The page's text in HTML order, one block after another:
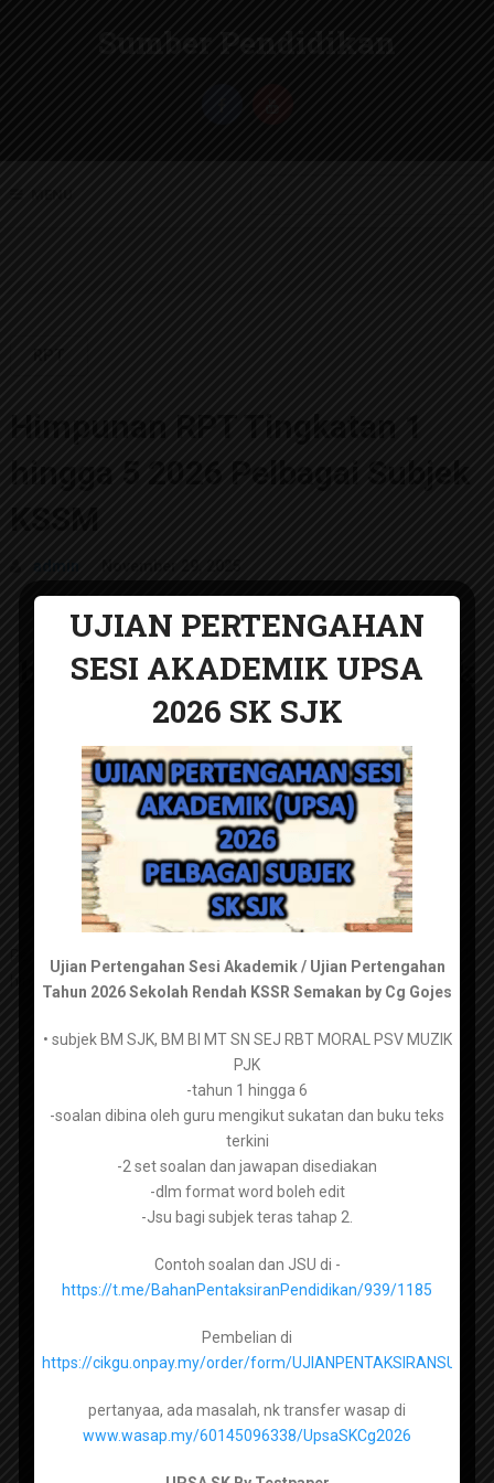
Sumber Pendidikan
Himpunan RPT Tingkatan 1
hingga 5 2026 Pelbagai Subjek
KSSM
admin
Himpunan RPT Tingkatan 1
hingga 5 2026 Pelbagai Subjek
KSSM
Perkongsian kali ini berkenaan dengan Himpunan RPT Tingkatan 1
hingga 5 2026 Pelbagai Subjek KSSM
UJIAN PERTENGAHAN
SESI AKADEMIK 2026
SMK KSSM
Bahasa Melayu Tingkatan 1 –
https://tpaper.my/mus4ch7b
Bahasa Melayu Tingkatan 2 –https://tpaper.my/2p8tve3h
Bahasa Melayu Tingkatan 3 –https://tpaper.my/yc2tyzz9
Bahasa Melayu Tingkatan 4 – https://tpaper.my/2p87vkj8
Bahasa Melayu Tingkatan 5 –https://tpaper.my/4mkdjub3
Bahasa Inggeris Tingkatan 1 –https://tpaper.my/2p99b3ck
Bahasa Inggeris Tingkatan 2 – https://tpaper.my/388cj94t
UJIAN PERTENGAHAN
SESI AKADEMIK UPSA
2026 SK SJK
Ujian Pertengahan Sesi Akademik / Ujian Pertengahan
Tahun 2026 Sekolah Rendah KSSR Semakan by Cg Gojes
• subjek BM SJK, BM BI MT SN SEJ RBT MORAL PSV MUZIK
PJK
-tahun 1 hingga 6
-soalan dibina oleh guru mengikut sukatan dan buku teks
terkini
-2 set soalan dan jawapan disediakan
-dlm format word boleh edit
-Jsu bagi subjek teras tahap 2.
Contoh soalan dan JSU di -
https://t.me/BahanPentaksiranPendidikan/939/1185
Pembelian di
https://cikgu.onpay.my/order/form/
pertanyaa, ada masalah, nk transfer wasap di
www.wasap.my/60145096338/UpsaSKCg2026